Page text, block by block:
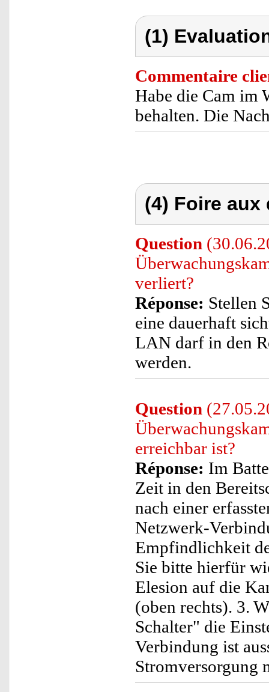
(1)
Commentaire
Habe die Cam im
behalten. Die
(4) Foire
Question
verliert?
Réponse: Stellen
eine dauerhaft
LAN darf in den
werden.
Question
erreichbar ist?
Réponse: Im
Zeit in den
nach einer
Netzwerk-
Empfindlichkeit
Sie bitte hierfür
Elesion auf die
(oben rechts). 3.
Schalter" die
Verbindung ist
Stromversorgung